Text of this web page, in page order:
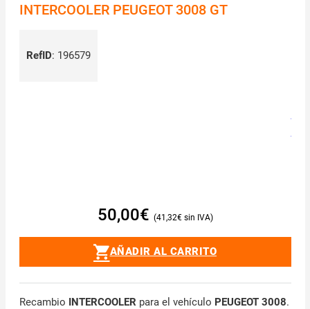
INTERCOOLER PEUGEOT 3008 GT
RefID: 196579
50,00€ 41,32€
AÑADIR AL CARRITO
Recambio INTERCOOLER para el vehículo PEUGEOT 3008.